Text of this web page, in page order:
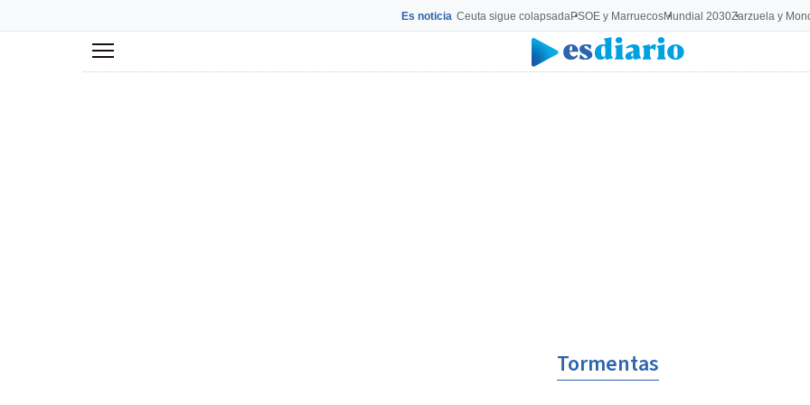
Es noticia Ceuta sigue colapsadaPSOE y MarruecosMundial 2030Zarzuela y
Menú
Tormentas